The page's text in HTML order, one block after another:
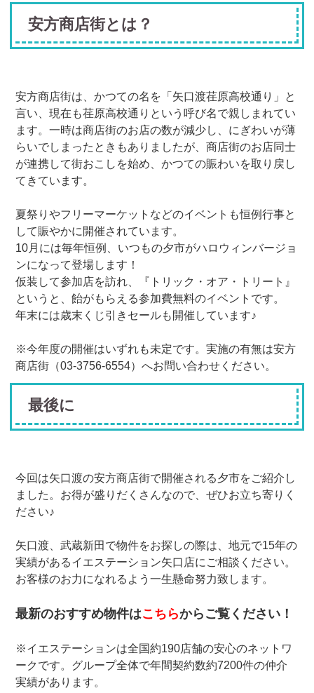
安方商店街とは？
安方商店街は、かつての名を「矢口渡荏原高校通り」と
言い、現在も荏原高校通りという呼び名で親しまれてい
ます。一時は商店街のお店の数が減少し、にぎわいが薄
らいでしまったときもありましたが、商店街のお店同士
が連携して街おこしを始め、かつての賑わいを取り戻し
てきています。
夏祭りやフリーマーケットなどのイベントも恒例行事と
して賑やかに開催されています。
10月には毎年恒例、いつもの夕市がハロウィンバージョ
ンになって登場します！
仮装して参加店を訪れ、『トリック・オア・トリート』
というと、飴がもらえる参加費無料のイベントです。
年末には歳末くじ引きセールも開催しています♪
※今年度の開催はいずれも未定です。実施の有無は安方
商店街（03-3756-6554）へお問い合わせください。
最後に
今回は矢口渡の安方商店街で開催される夕市をご紹介し
ました。お得が盛りだくさんなので、ぜひお立ち寄りく
ださい♪
矢口渡、武蔵新田で物件をお探しの際は、地元で15年の
実績があるイエステーション矢口店にご相談ください。
お客様のお力になれるよう一生懸命努力致します。
最新のおすすめ物件はこちらからご覧ください！
※イエステーションは全国約190店舗の安心のネットワ
ークです。グループ全体で年間契約数約7200件の仲介
実績があります。